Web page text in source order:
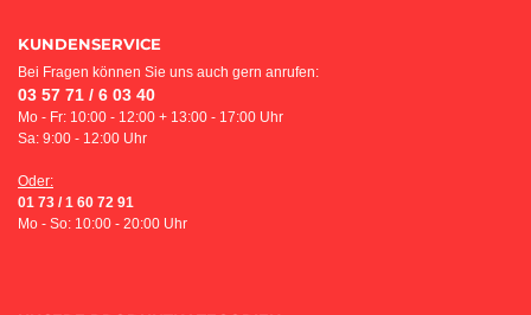
KUNDENSERVICE
Bei Fragen können Sie uns auch gern anrufen:
03 57 71 / 6 03 40
Mo - Fr: 10:00 - 12:00 + 13:00 - 17:00 Uhr
Sa: 9:00 - 12:00 Uhr
Oder:
01 73 / 1 60 72 91
Mo - So: 10:00 - 20:00 Uhr